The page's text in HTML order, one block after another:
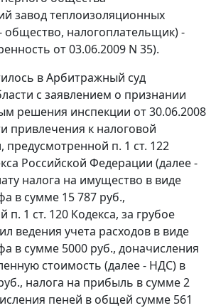
завод теплоизоляционных
общество, налогоплательщик) -
от 03.06.2009 N 35).
в Арбитражный суд
с заявлением о признании
решения инспекции от 30.06.2008
привлечения к налоговой
предусмотренной п. 1 ст. 122
Российской Федерации (далее -
налога на имущество в виде
в сумме 15 787 руб.,
п. 1 ст. 120 Кодекса, за грубое
ведения учета расходов в виде
в сумме 5000 руб., доначисления
стоимость (далее - НДС) в
налога на прибыль в сумме 2
пеней в общей сумме 561